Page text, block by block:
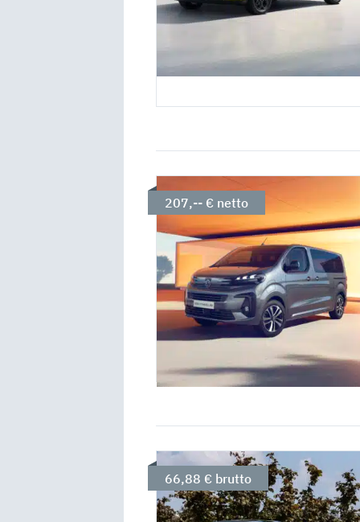
207,-- € netto
66,88 € brutto